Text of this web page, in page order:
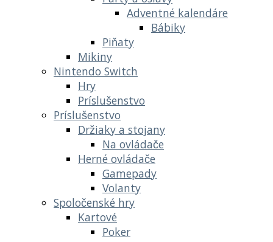
Adventné kalendáre
Bábiky
Piňaty
Mikiny
Nintendo Switch
Hry
Príslušenstvo
Príslušenstvo
Držiaky a stojany
Na ovládače
Herné ovládače
Gamepady
Volanty
Spoločenské hry
Kartové
Poker